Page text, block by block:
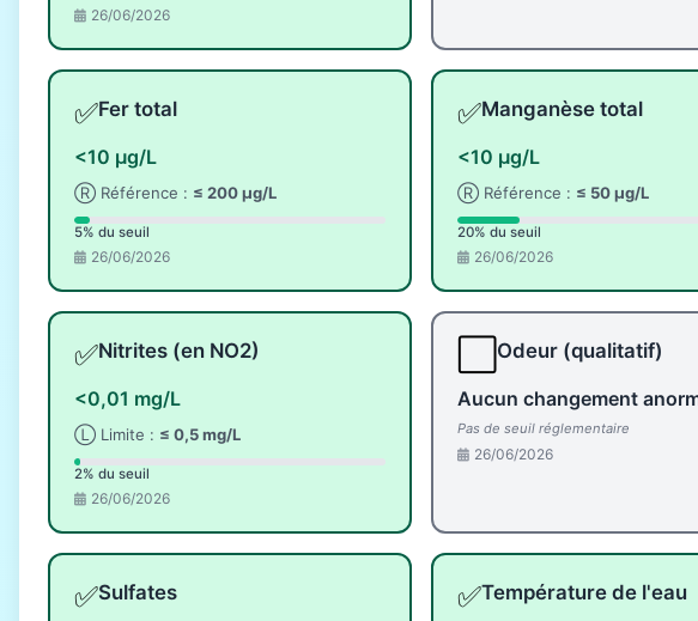
26/06/2026
✅Fer total
<10 µg/L
Ⓡ Référence : ≤ 200 µg/L
5% du seuil
26/06/2026
✅Manganèse total
<10 µg/L
Ⓡ Référence : ≤ 50 µg/L
20% du seuil
26/06/2026
✅Nitrites (en NO2)
<0,01 mg/L
Ⓛ Limite : ≤ 0,5 mg/L
2% du seuil
26/06/2026
Odeur (qualitatif)
Aucun changement
Pas de seuil réglementaire
26/06/2026
✅Sulfates
✅Température de l'eau